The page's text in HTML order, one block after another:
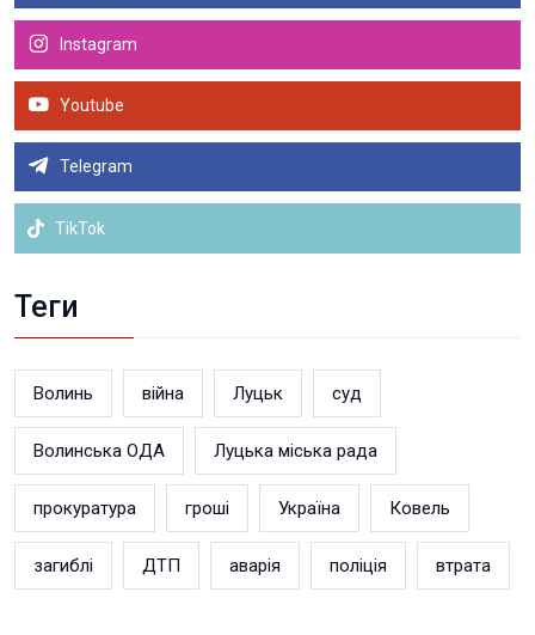
Instagram
Youtube
Telegram
TikTok
Теги
Волинь війна Луцьк суд
Волинська ОДА Луцька міська рада
прокуратура гроші Україна Ковель
загиблі ДТП аварія поліція втрата